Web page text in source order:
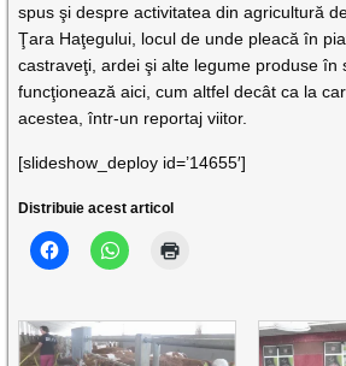
spus şi despre activitatea din agricultură
Ţara Haţegului, locul de unde pleacă în
castraveţi, ardei şi alte legume produse în
funcţionează aici, cum altfel decât ca la
acestea, într-un reportaj viitor.
[slideshow_deploy id=’14655′]
Distribuie acest articol